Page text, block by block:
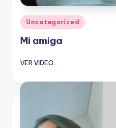
Publicado
en
Uncategorized
Mi amiga
VER VIDEO...